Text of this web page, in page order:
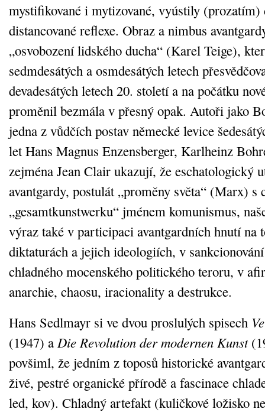
mystifikované i mytizované, vyústily
distancované reflexe. Obraz a nimbus
„osvobození lidského ducha“ (Karel Teige),
sedmdesátých a osmdesátých letech
devadesátých letech 20. století a na počátku
proměnil bezmála v přesný opak. Autoři jako
jedna z vůdčích postav německé levice
let Hans Magnus Enzensberger, Karlheinz
zejména Jean Clair ukazují, že eschatologický
avantgardy, postulát „proměny světa“ (Marx) s
„gesamtkunstwerku“ jménem komunismus,
výraz také v participaci avantgardních hnutí na
diktaturách a jejich ideologiích, v
chladného mocenského politického teroru, v
anarchie, chaosu, iracionality a destrukce.
Hans Sedlmayr si ve dvou proslulých spisech
(1947) a Die Revolution der modernen Kunst
povšiml, že jedním z toposů historické
živé, pestré organické přírodě a fascinace
led, kov). Chladný artefakt (kuličkové ložisko